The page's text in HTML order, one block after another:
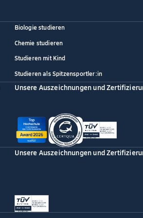
Biologie studieren
Chemie studieren
Studieren mit Kind
Studieren als Spitzensportler:in
Unsere Auszeichnungen und
Unsere Auszeichnungen und